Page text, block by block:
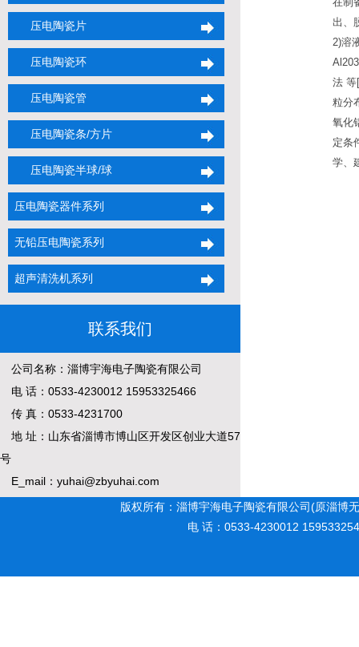
压电陶瓷片
压电陶瓷环
压电陶瓷管
压电陶瓷条/方片
压电陶瓷半球/球
压电陶瓷器件系列
无铅压电陶瓷系列
超声清洗机系列
联系我们
公司名称：淄博宇海电子陶瓷有限公司
电 话：0533-4230012 15953325466
传 真：0533-4231700
地 址：山东省淄博市博山区开发区创业大道57
号
E_mail：yuhai@zbyuhai.com
出、
2)溶
法 等
粒分
氧化
定条
学、
版权所有：淄博宇海电子陶瓷有限公司(原淄
电 话：0533-4230012